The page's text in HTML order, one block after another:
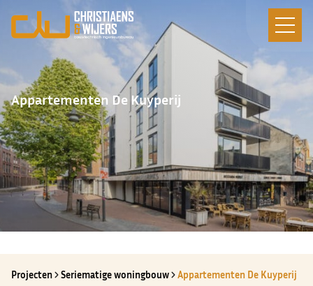
Appartementen De Kuyperij
Projecten Seriematige woningbouw Appartementen De Kuyperij